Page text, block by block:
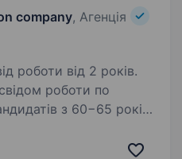
company, Агенція
роботи від 2 років.
роботи по
та виплати за